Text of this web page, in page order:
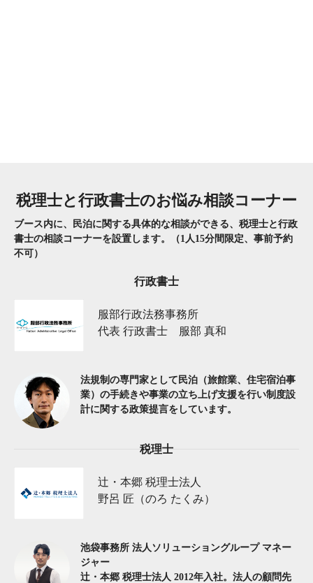
税理士と行政書士のお悩み相談コーナー
ブース内に、民泊に関する具体的な相談ができる、 税理士と行政
書士の相談コーナーを設置します。
（1人15分間限定、事前予約
不可）
行政書士
服部行政法務事務所
代表 行政書士 服部 真和
法規制の専門家として民泊（旅館業、住宅宿泊事
業）の手続きや事業の立ち上げ支援を行い制度設
計に関する政策提言をしています。
税理士
辻・本郷 税理士法人
野呂 匠（のろ たくみ）
池袋事務所 法人ソリューショングループ マネー
ジャー
辻・本郷 税理士法人 2012年入社。法人の顧問先